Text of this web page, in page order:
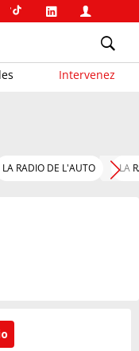
Intervenez
LA RADIO DE L'AUTO LA